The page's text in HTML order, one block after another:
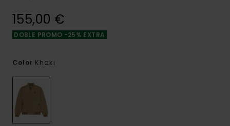
155,00 €
DOBLE PROMO -25% EXTRA
Color Khaki